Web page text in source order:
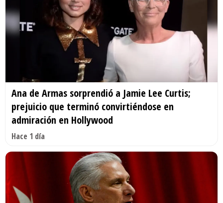
Ana de Armas sorprendió a Jamie Lee Curtis;
prejuicio que terminó convirtiéndose en
admiración en Hollywood
Hace 1 día